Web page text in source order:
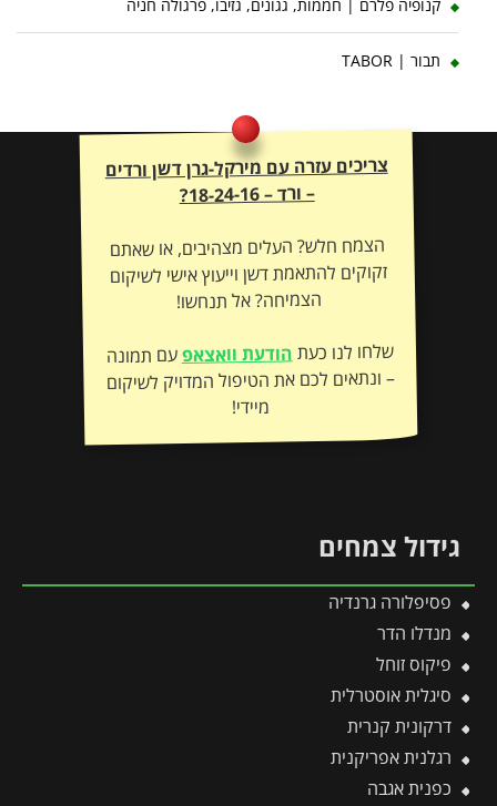
קנופיה פלרם | חממות, גגונים, גזיבו, פרגולה חניה
תבור | TABOR
צריכים עזרה עם מירקל-גרן דשן ורדים
– ורד – 18-24-16?
הצמח חלש? העלים מצהיבים, או שאתם
זקוקים להתאמת דשן וייעוץ אישי לשיקום
הצמיחה? אל תנחשו!
שלחו לנו כעתהודעת וואצאפעם תמונה
– ונתאים לכם את הטיפול המדויק לשיקום
מיידי!
גידול צמחים
פסיפלורה גרנדיה
מנדלו הדר
פיקוס זוחל
סיגלית אוסטרלית
דרקונית קנרית
רגלנית אפריקנית
כפנית אגבה